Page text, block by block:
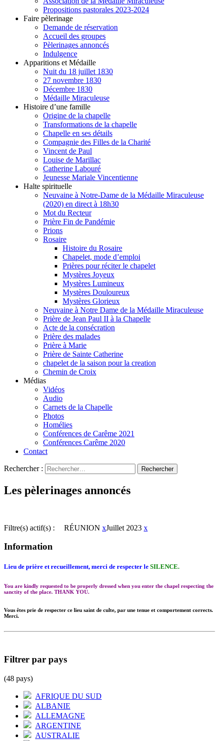
Propositions pastorales 2023-2024
Faire pèlerinage
Demande de réservation
Accueil des groupes
Pèlerinages annoncés
Indulgence
Apparitions et Médaille
Nuit du 18 juillet 1830
27 novembre 1830
Décembre 1830
Médaille Miraculeuse
Histoire d’une famille
Origine de la chapelle
Transformations de la chapelle
Chapelle en ses détails
Compagnie des Filles de la Charité
Vincent de Paul
Louise de Marillac
Catherine Labouré
Jeunesse Mariale Vincentienne
Halte spirituelle
Neuvaine à Notre-Dame de la Médaille Miraculeuse
(2020) en direct à 18h30
Mot du Recteur
Prière Fin de Pandémie
Prions
Rosaire
Histoire du Rosaire
Chapelet, mode d’emploi
Prières pour réciter le chapelet
Mystères Joyeux
Mystères Lumineux
Mystères Douloureux
Mystères Glorieux
Neuvaine à Notre Dame de la Médaille Miraculeuse
Prière de Jean Paul II à la Chapelle
Acte de la consécration
Prière des malades
Prière à Marie
Prière de Sainte Catherine
chapelet de la saison pour la creation
Chemin de Croix
Médias
Vidéos
Audio
Carnets de la Chapelle
Photos
Homélies
Conférences de Carême 2021
Conférences Carême 2020
Contact
Rechercher :
Les pèlerinages annoncés
Filtre(s) actif(s) : RÉUNION xJuillet 2023 x
Information
Lieu de prière et recueillement, merci de respecter le SILENCE.
You are kindly requested to be properly dressed when you enter the chapel respecting the
sanctity of the place. THANK YOU.
Vous êtes prie de respecter ce lieu saint de culte, par une tenue et comportement corrects.
Merci.
Filtrer par pays
(48 pays)
AFRIQUE DU SUD
ALBANIE
ALLEMAGNE
ARGENTINE
AUSTRALIE